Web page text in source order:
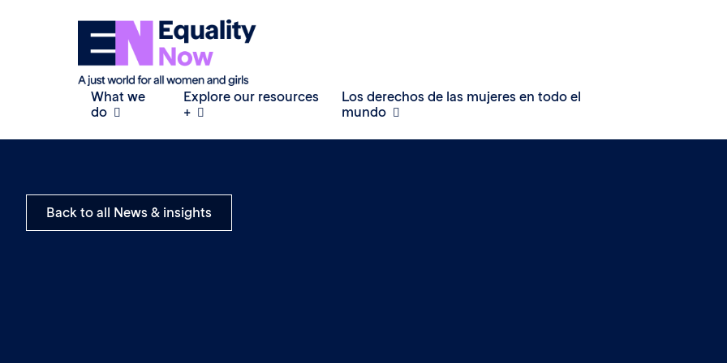
What we
do
Explore our resources
+
Los derechos de las mujeres en todo el
mundo
Back to all News & insights